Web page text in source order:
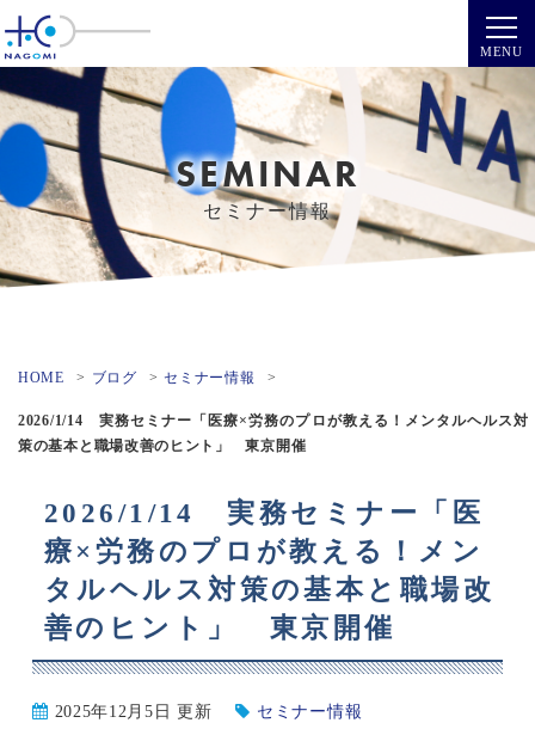
SEMINAR
セミナー情報
HOME ブログ セミナー情報
2026/1/14 実務セミナー「医療×労務のプロが教える！メンタルヘルス対
策の基本と職場改善のヒント」 東京開催
2026/1/14 実務セミナー「医
療×労務のプロが教える！メン
タルヘルス対策の基本と職場改
善のヒント」 東京開催
2025年12月5日 更新 セミナー情報